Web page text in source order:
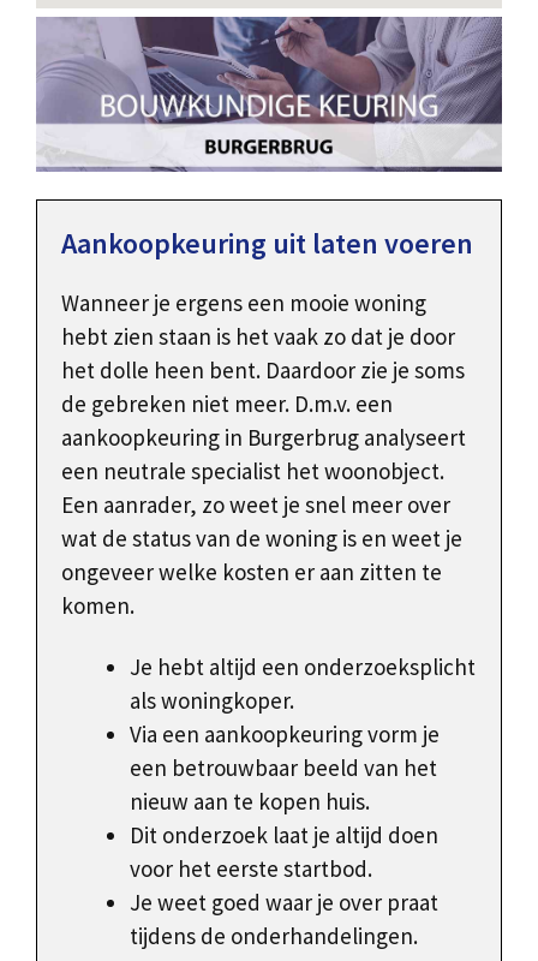
Aankoopkeuring uit laten voeren
Wanneer je ergens een mooie woning
hebt zien staan is het vaak zo dat je door
het dolle heen bent. Daardoor zie je soms
de gebreken niet meer. D.m.v. een
aankoopkeuring in Burgerbrug analyseert
een neutrale specialist het woonobject.
Een aanrader, zo weet je snel meer over
wat de status van de woning is en weet je
ongeveer welke kosten er aan zitten te
komen.
Je hebt altijd een onderzoeksplicht
als woningkoper.
Via een aankoopkeuring vorm je
een betrouwbaar beeld van het
nieuw aan te kopen huis.
Dit onderzoek laat je altijd doen
voor het eerste startbod.
Je weet goed waar je over praat
tijdens de onderhandelingen.